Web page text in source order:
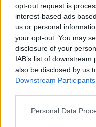
opt-out request is
interest-based ads
us or personal
your opt-out. You may
disclosure of your
IAB’s list of
also be disclosed by us
Downstream Participants
Personal Data